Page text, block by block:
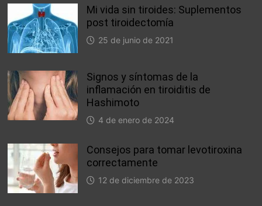
Mi vida sin tiroides: Suplementos
post tiroidectomía
25 de junio de 2021
Signos y síntomas de la
inflamación en tiroiditis de
Hashimoto
4 de enero de 2024
Consejos para tomar levotiroxina
correctamente
12 de diciembre de 2023